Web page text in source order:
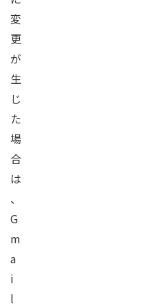
変
更
が
生
じ
た
場
合
は
、
G
m
a
i
l